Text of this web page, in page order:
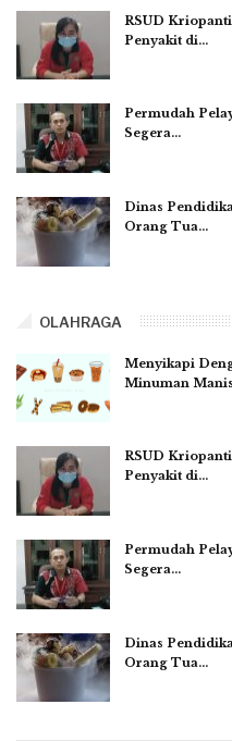
RSUD
Penyakit di…
Permudah
Segera…
Dinas
Orang Tua…
OLAHRAGA
Menyikapi
Minuman
RSUD
Penyakit di…
Permudah
Segera…
Dinas
Orang Tua…